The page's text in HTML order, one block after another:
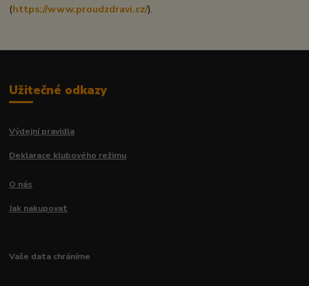
(https://www.proudzdravi.cz/).
Užitečné odkazy
Výdejní pravidla
Deklarace klubového režimu
O nás
Jak nakupovat
Vaše data chráníme